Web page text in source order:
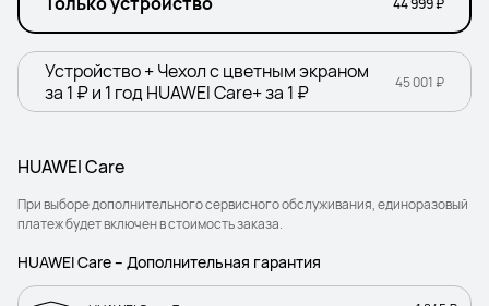
Устройство + Чехол с цветным экраном
за 1 ₽ и 1 год HUAWEI Care+ за 1 ₽
45 001 ₽
HUAWEI Care
При выборе дополнительного сервисного обслуживания, единоразовый
платеж будет включен в стоимость заказа.
HUAWEI Care – Дополнительная гарантия